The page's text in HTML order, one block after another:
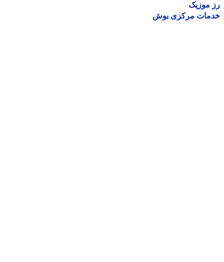
موزیک
مرکزی بوش